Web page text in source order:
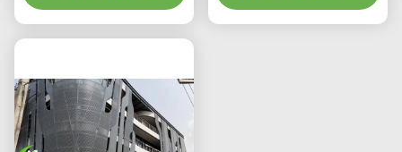
für Fassaden